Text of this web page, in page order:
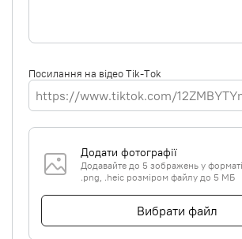
Посилання на відео Tik-Tok
Додати фотографії
Додавайте до 5 зображень у
.png, .heic розміром файлу до 5 МБ
Вибрати файл